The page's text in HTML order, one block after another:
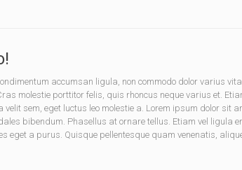
accumsan ligula, non commodo dolor varius
molestie porttitor felis, quis rhoncus neque varius et.
sem, eget luctus leo molestie a. Lorem ipsum dolor sit
bibendum. Phasellus at ornare tellus. Etiam vel ligula
eget a purus. Quisque pellentesque quam venenatis,